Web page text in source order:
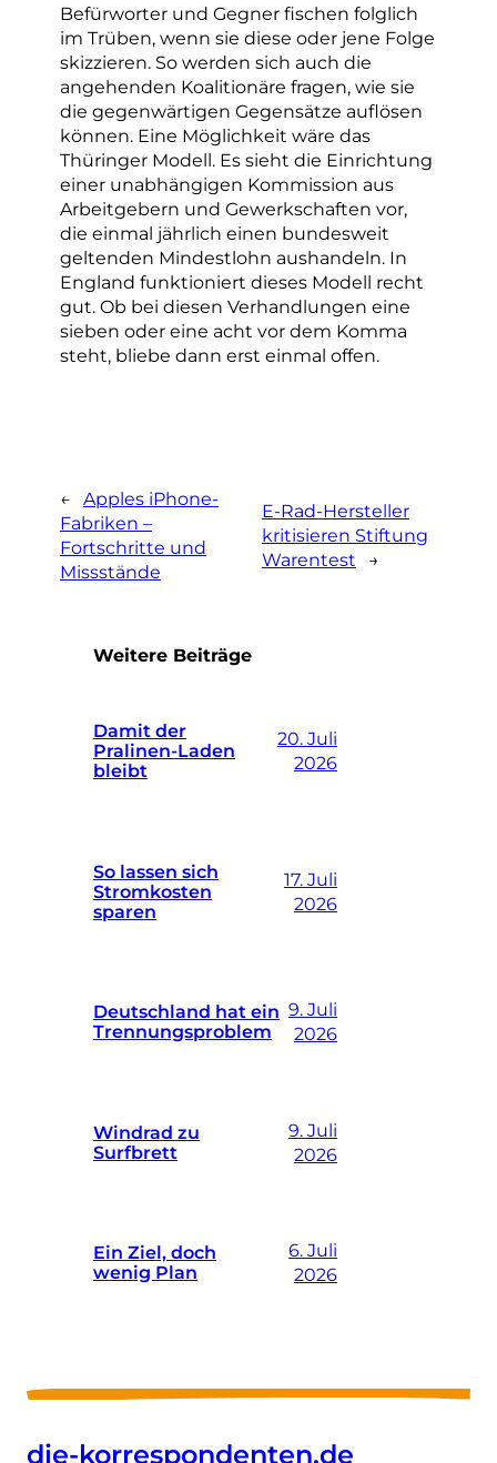
Befürworter und Gegner fischen folglich
im Trüben, wenn sie diese oder jene Folge
skizzieren. So werden sich auch die
angehenden Koalitionäre fragen, wie sie
die gegenwärtigen Gegensätze auflösen
können. Eine Möglichkeit wäre das
Thüringer Modell. Es sieht die Einrichtung
einer unabhängigen Kommission aus
Arbeitgebern und Gewerkschaften vor,
die einmal jährlich einen bundesweit
geltenden Mindestlohn aushandeln. In
England funktioniert dieses Modell recht
gut. Ob bei diesen Verhandlungen eine
sieben oder eine acht vor dem Komma
steht, bliebe dann erst einmal offen.
← Apples iPhone-
Fabriken –
Fortschritte und
Missstände
E-Rad-Hersteller
kritisieren Stiftung
Warentest
→
Weitere Beiträge
Damit der
Pralinen-Laden
bleibt
20. Juli
2026
So lassen sich
Stromkosten
sparen
17. Juli
2026
Deutschland hat ein
Trennungsproblem
9. Juli
2026
Windrad zu
Surfbrett
9. Juli
2026
Ein Ziel, doch
wenig Plan
6. Juli
2026
die-korrespondenten.de